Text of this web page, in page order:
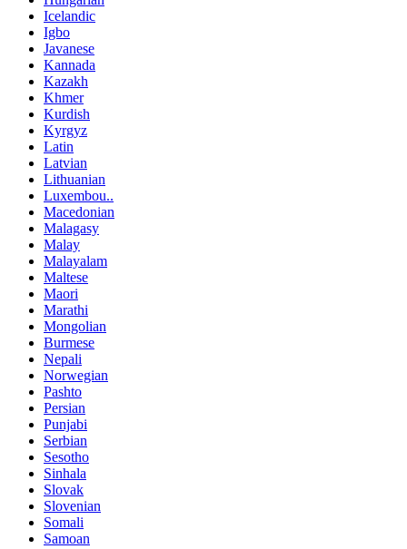
Icelandic
Igbo
Javanese
Kannada
Kazakh
Khmer
Kurdish
Kyrgyz
Latin
Latvian
Lithuanian
Luxembou..
Macedonian
Malagasy
Malay
Malayalam
Maltese
Maori
Marathi
Mongolian
Burmese
Nepali
Norwegian
Pashto
Persian
Punjabi
Serbian
Sesotho
Sinhala
Slovak
Slovenian
Somali
Samoan